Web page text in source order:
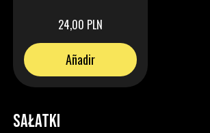
24,00 PLN
Añadir
SAŁATKI